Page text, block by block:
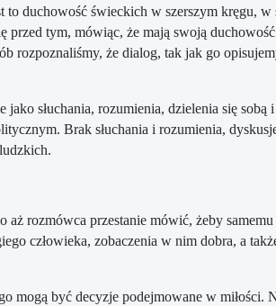
duchowość świeckich w szerszym kręgu,
przed tym, mówiąc, że mają swoją
rozpoznaliśmy, że dialog, tak jak go
słuchania, rozumienia, dzielenia się sobą
Brak słuchania i rozumienia,
rozmówca przestanie mówić, żeby
człowieka, zobaczenia w nim dobra, a
być decyzje podejmowane w miłości.